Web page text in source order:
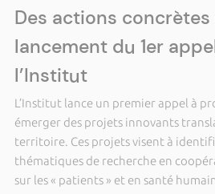
Des actions concrètes
lancement du 1er
l’Institut
L’Institut lance un premier appel à
émerger des projets innovants
territoire. Ces projets visent à
thématiques de recherche en
sur les « patients » et en santé